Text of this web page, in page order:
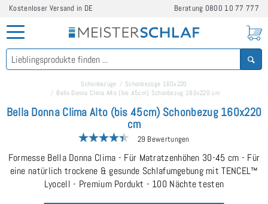
Kostenloser Versand in DE Beratung 0800 10 77 777
Schonbezüge
Schonbezüge 160x220
Bella Donna Clima Alto (bis 45cm) Schonbezug 160x220 cm
Bella Donna Clima Alto (bis 45cm) Schonbezug 160x220
cm
29 Bewertungen
Formesse Bella Donna Clima - Für Matratzenhöhen 30-45 cm - Für
eine natürlich trockene & gesunde Schlafumgebung mit TENCEL™
Lyocell - Premium Pordukt - 100 Nächte testen